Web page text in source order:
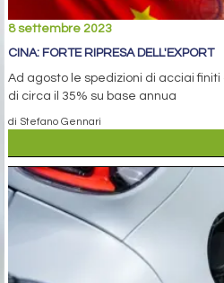
8 settembre 2023
CINA: FORTE RIPRESA DELL'EXPORT
Ad agosto le spedizioni di acciai
di circa il 35% su base annua
di Stefano Gennari